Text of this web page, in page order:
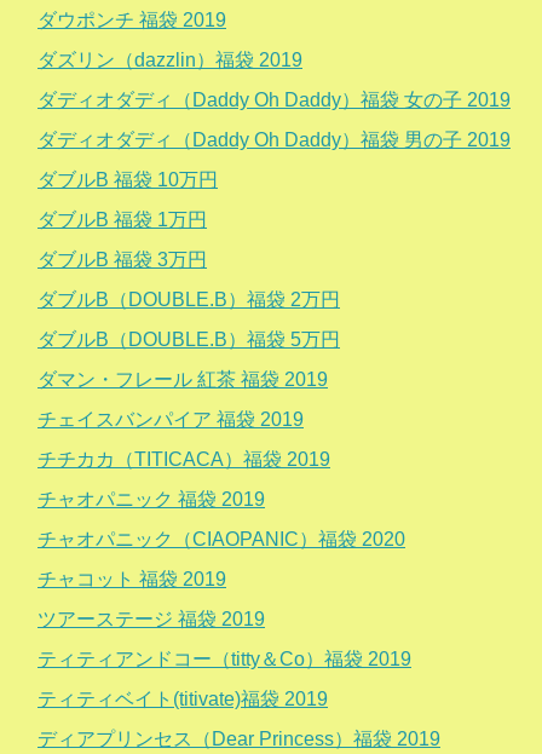
ダウポンチ 福袋 2019
ダズリン（dazzlin）福袋 2019
ダディオダディ（Daddy Oh Daddy）福袋 女の子 2019
ダディオダディ（Daddy Oh Daddy）福袋 男の子 2019
ダブルB 福袋 10万円
ダブルB 福袋 1万円
ダブルB 福袋 3万円
ダブルB（DOUBLE.B）福袋 2万円
ダブルB（DOUBLE.B）福袋 5万円
ダマン・フレール 紅茶 福袋 2019
チェイスバンパイア 福袋 2019
チチカカ（TITICACA）福袋 2019
チャオパニック 福袋 2019
チャオパニック（CIAOPANIC）福袋 2020
チャコット 福袋 2019
ツアーステージ 福袋 2019
ティティアンドコー（titty＆Co）福袋 2019
ティティベイト(titivate)福袋 2019
ディアプリンセス（Dear Princess）福袋 2019